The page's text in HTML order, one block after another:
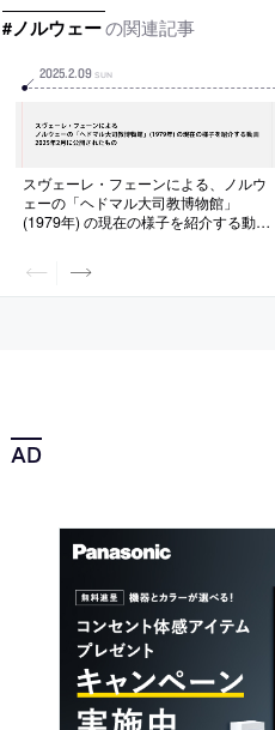
#ノルウェーの関連記事
2025.2.09 SUN
スヴェーレ・フェーンによる、ノルウ
ェーの「ヘドマル大司教博物館」
(1979年) の現在の様子を紹介する動